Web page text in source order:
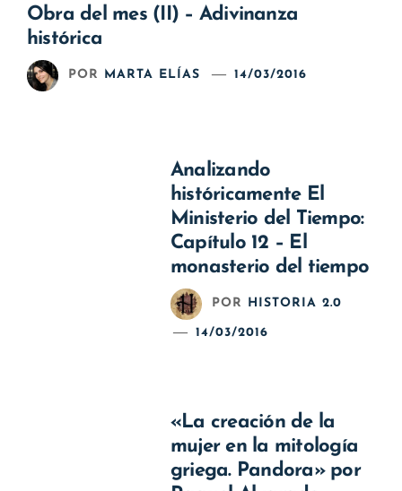
Obra del mes (II) – Adivinanza
histórica
POR MARTA ELÍAS 14/03/2016
Analizando
históricamente El
Ministerio del Tiempo:
Capítulo 12 – El
monasterio del tiempo
POR HISTORIA 2.0
14/03/2016
«La creación de la
mujer en la mitología
griega. Pandora» por